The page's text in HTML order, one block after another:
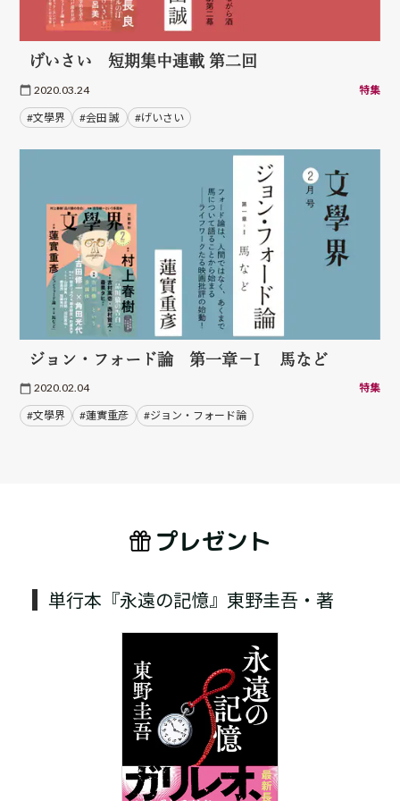
げいさい 短期集中連載 第二回
2020.03.24 特集
#文學界 #会田 誠 #げいさい
ジョン・フォード論 第一章－I 馬など
2020.02.04 特集
#文學界 #蓮實重彦 #ジョン・フォード論
プレゼント
単行本『永遠の記憶』東野圭吾・著